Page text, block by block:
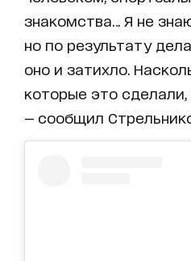
знакомства… Я не
но по результату
оно и затихло.
которые это
— сообщил